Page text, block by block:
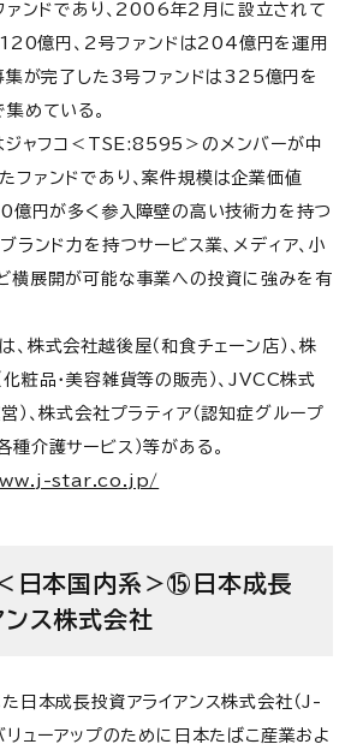
ファンドであり、2006年2月に設立されて
120億円、2号ファンドは204億円を運用
が完了した3号ファンドは325億円を
めている。
ャフコ＜TSE:8595＞のメンバーが中
ファンドであり、案件規模は企業価値
億円が多く参入障壁の高い技術力を持つ
ランド力を持つサービス業、メディア、小
横展開が可能な事業への投資に強みを有
株式会社越後屋（和食チェーン店）、株
化粧品・美容雑貨等の販売）、JVCC株式
）、株式会社プラティア（認知症グループ
種介護サービス）等がある。
star.co.jp/
日本国内系＞⑮日本成長
ンス株式会社
本成長投資アライアンス株式会社（J-
リューアップのために日本たばこ産業およ